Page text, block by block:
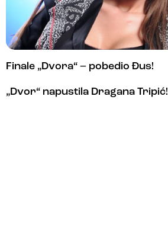
Finale „Dvora“ – pobedio Đus!
„Dvor“ napustila Dragana Tripić!